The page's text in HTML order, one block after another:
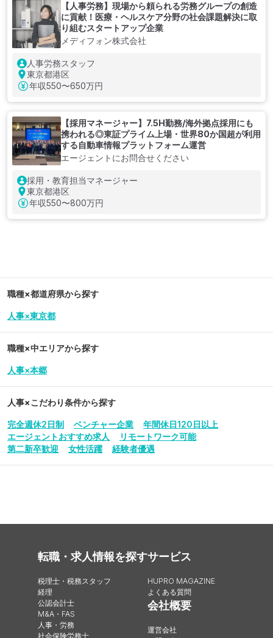
【人事労務】現場から頼られる労務グループの創造
に貢献！医療・ヘルスケア分野の社会課題解決に取
り組むスタートアップ企業
メディフォン株式会社
人事労務スタッフ
東京都港区
年収550〜650万円
【採用マネージャー】7.5H勤務/海外拠点採用にも
携われる◎東証プライム上場・世界80か国超が利用
する自動車情報プラットフォーム運営
エージェントにお問合せください
採用・教育担当マネージャー
東京都港区
年収550〜800万円
職種×都道府県から探す
人事×東京都
職種×中エリアから探す
人事×本郷
人事×こだわり条件から探す
完全週休2日制 ベンチャー企業
年間休日120日以上
エージェントおすすめ求人
リモートワーク可能
第二新卒歓迎
女性活躍 経験者優遇
転職・求人情報を探す
税理士・税務スタッフ
経理
公認会計士
M&A・FAS
人事・労務
社会保険労務士
サービス
HUPRO MAGAZINE
よくある質問
会社概要
運営会社